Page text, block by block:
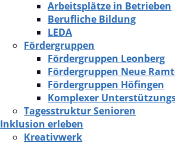
Arbeitsplätze in Betrieben
Berufliche Bildung
LEDA
Fördergruppen
Fördergruppen Leonberg
Fördergruppen Neue
Fördergruppen Höfingen
Komplexer
Tagesstruktur Senioren
Inklusion erleben
Kreativwerk